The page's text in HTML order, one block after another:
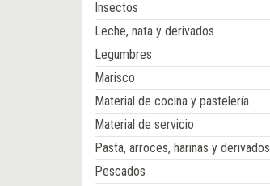
Insectos
Leche, nata y derivados
Legumbres
Marisco
Material de cocina y pastelería
Material de servicio
Pasta, arroces, harinas y derivados
Pescados